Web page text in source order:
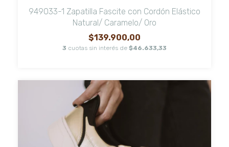
949033-1 Zapatilla Fascite con Cordón Elástico
Natural/ Caramelo/ Oro
$139.900,00
3 cuotas sin interés de $46.633,33